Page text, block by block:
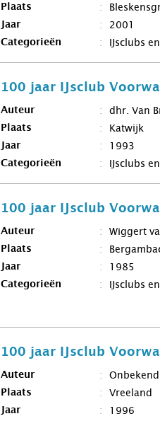
Plaats
Jaar 2001
Categorieën IJsclubs
100 jaar IJsclub
Auteur dhr. Van
Plaats Katwijk
Jaar 1993
Categorieën IJsclubs
100 jaar IJsclub
Auteur Wiggert
Plaats
Jaar 1985
Categorieën IJsclubs
100 jaar IJsclub
Auteur Onbekend
Plaats Vreeland
Jaar 1996